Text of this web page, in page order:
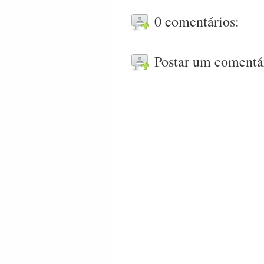
0 comentários:
Postar um